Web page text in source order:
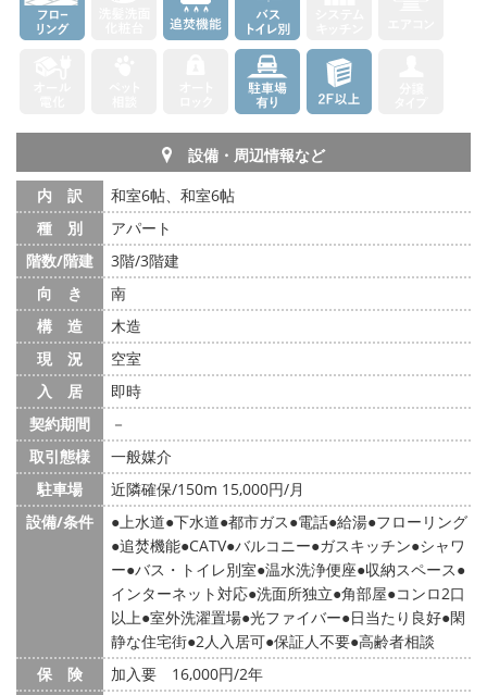
設備・周辺情報など
内 訳
和室6帖、和室6帖
種 別
アパート
階数/階建
3階/3階建
向 き
南
構 造
木造
現 況
空室
入 居
即時
契約期間
－
取引態様
一般媒介
駐車場
近隣確保/150m 15,000円/月
設備/条件
上水道 下水道 都市ガス 電話 給湯 フローリング
追焚機能 CATV バルコニー ガスキッチン シャワ
ー バス・トイレ別室 温水洗浄便座 収納スペース
インターネット対応 洗面所独立 角部屋 コンロ2口
以上 室外洗濯置場 光ファイバー 日当たり良好 閑
静な住宅街 2人入居可 保証人不要 高齢者相談
保 険
加入要 16,000円/2年